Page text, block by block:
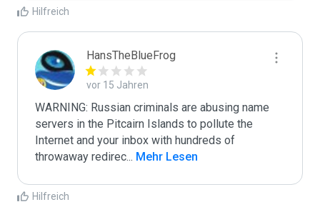
Hilfreich
HansTheBlueFrog
vor 15 Jahren
WARNING: Russian criminals are abusing name
servers in the Pitcairn Islands to pollute the
Internet and your inbox with hundreds of
throwaway redirec... Mehr Lesen
Hilfreich